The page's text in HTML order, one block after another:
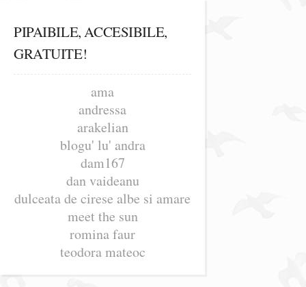
PIPAIBILE, ACCESIBILE,
GRATUITE!
ama
andressa
arakelian
blogu' lu' andra
dam167
dan vaideanu
dulceata de cirese albe si amare
meet the sun
romina faur
teodora mateoc